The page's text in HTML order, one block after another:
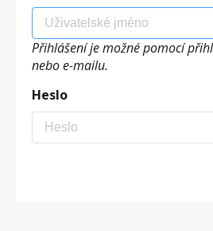
Přihlášení je možné pomocí
nebo e-mailu.
Heslo